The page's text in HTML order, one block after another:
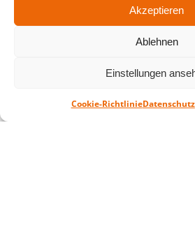
Akzeptieren
Ablehnen
Einstellungen
Cookie-RichtlinieDatenschutz
Am Sportforum 2,
Sie erreichen uns mit